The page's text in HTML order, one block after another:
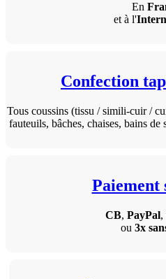
En
et à l'
Confection
Tous coussins (tissu / simili-cuir /
fauteuils, bâches, chaises, bains
Paiement
CB, PayPal,
ou 3x